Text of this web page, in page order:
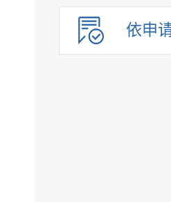
依申